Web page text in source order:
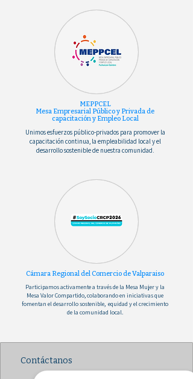
MEPPCEL
Mesa Empresarial Público y Privada de
capacitación y Empleo Local
Unimos esfuerzos público-privados para promover la
capacitación continua, la empleabilidad local y el
desarrollo sostenible de nuestra comunidad.
Cámara Regional del Comercio de Valparaiso
Participamos activamente a través de la Mesa Mujer y la
Mesa Valor Compartido, colaborando en iniciativas que
fomentan el desarrollo sostenible, equidad y el crecimiento
de la comunidad local.
Contáctanos